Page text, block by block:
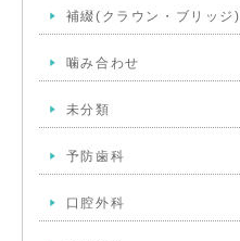
補綴(クラウン・ブリッジ)
噛み合わせ
未分類
予防歯科
口腔外科